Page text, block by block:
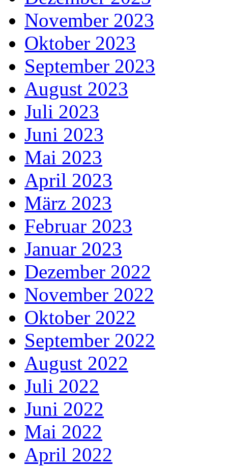
November 2023
Oktober 2023
September 2023
August 2023
Juli 2023
Juni 2023
Mai 2023
April 2023
März 2023
Februar 2023
Januar 2023
Dezember 2022
November 2022
Oktober 2022
September 2022
August 2022
Juli 2022
Juni 2022
Mai 2022
April 2022